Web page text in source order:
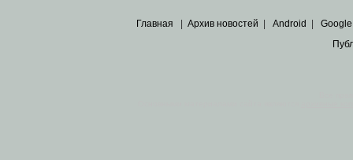
Главная Архив новостей Android Google